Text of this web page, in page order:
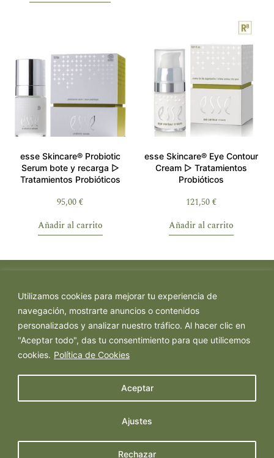
Utilizamos cookies para mejorar tu experiencia de
navegación, mostrarte anuncios o contenidos
personalizados y analizar nuestro tráfico. Al hacer clic en
"Aceptar todo", das tu consentimiento para que utilicemos
cookies. Política de Cookies
Ajustes
Rechazar
Aceptar
esse Skincare® Probiotic
Serum bote y recarga ▷
Tratamientos Probióticos
95,00€
Añadir al carrito
esse Skincare® Eye Contour
Cream ▷ Tratamientos
Probióticos
121,50€
Añadir al carrito
Política de Privacidad
Política de Cookies
Aviso Legal